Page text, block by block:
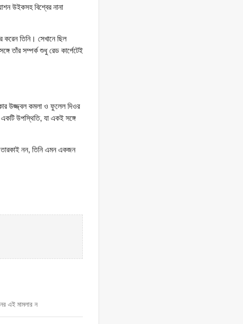
উইকসহ বিশ্বের নানা
করেন তিনি। সেখানে ছিল
তাঁর সম্পর্ক শুধু রেড কার্পেটেই
উজ্জ্বল কমলা ও ফুলেল দিওর
উপস্থিতি, যা একই সঙ্গে
নন, তিনি এমন একজন
এই মামলার ন